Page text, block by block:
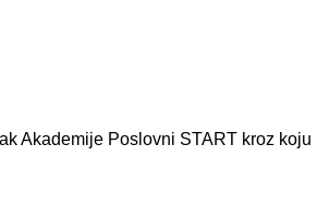
Akademije Poslovni START kroz koju